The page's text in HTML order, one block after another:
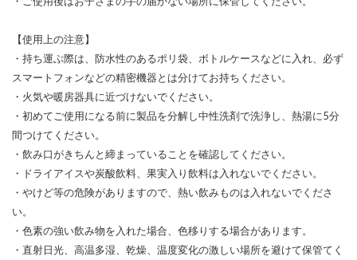
【使用上の注意】
・持ち運ぶ際は、防水性のあるポリ袋、ボトルケースなどに入れ、必ず
スマートフォンなどの精密機器とは分けてお持ちください。
・火気や暖房器具に近づけないでください。
・初めてご使用になる前に製品を分解し中性洗剤で洗浄し、熱湯に5分
間つけてください。
・飲み口がきちんと締まっていることを確認してください。
・ドライアイスや炭酸飲料、果実入り飲料は入れないでください。
・やけど等の危険がありますので、熱い飲みものは入れないでくださ
い。
・色素の強い飲み物を入れた場合、色移りする場合があります。
・直射日光、高温多湿、乾燥、温度変化の激しい場所を避けて保管てく